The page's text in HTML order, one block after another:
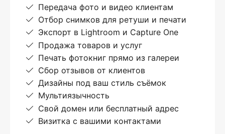
Передача фото и видео клиентам
Отбор снимков для ретуши и печати
Экспорт в Lightroom и Capture One
Продажа товаров и услуг
Печать фотокниг прямо из галереи
Сбор отзывов от клиентов
Дизайны под ваш стиль съёмок
Мультиязычность
Свой домен или бесплатный адрес
Визитка с вашими контактами